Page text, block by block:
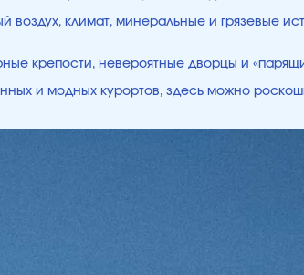
климат, минеральные и грязевые
крепости, невероятные дворцы и
и модных курортов, здесь можно